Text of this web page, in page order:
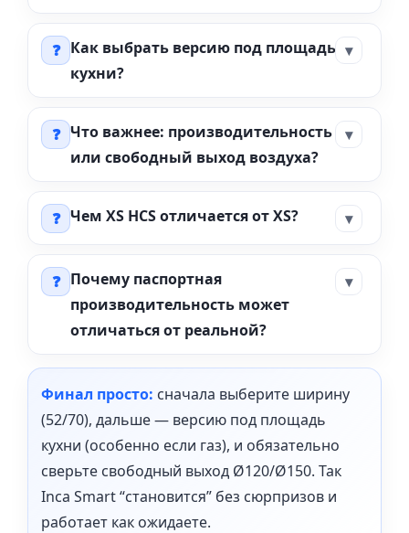
Как выбрать версию под площадь
кухни?
Что важнее: производительность
или свободный выход воздуха?
Чем XS HCS отличается от XS?
Почему паспортная
производительность может
отличаться от реальной?
Финал просто: сначала выберите ширину
(52/70), дальше — версию под площадь
кухни (особенно если газ), и обязательно
сверьте свободный выход Ø120/Ø150. Так
Inca Smart “становится” без сюрпризов и
работает как ожидаете.